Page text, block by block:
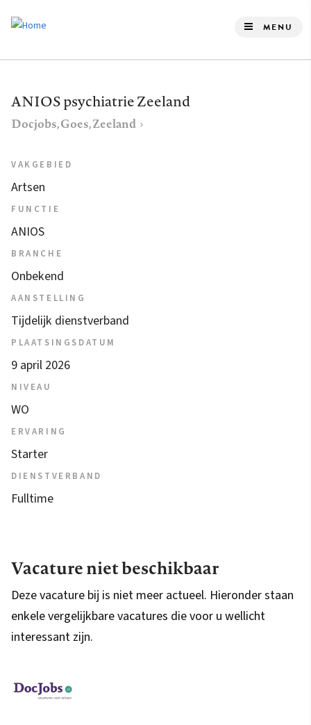
de
gaan
MENU
ANIOS psychiatrie Zeeland
Docjobs, Goes, Zeeland
VAKGEBIED
Artsen
FUNCTIE
ANIOS
BRANCHE
Onbekend
AANSTELLING
Tijdelijk dienstverband
PLAATSINGSDATUM
9 april 2026
NIVEAU
WO
ERVARING
Starter
DIENSTVERBAND
Fulltime
Vacature niet beschikbaar
Deze vacature bij is niet meer actueel. Hieronder staan
enkele vergelijkbare vacatures die voor u wellicht
interessant zijn.